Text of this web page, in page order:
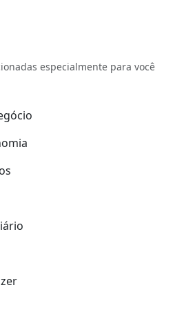
especialmente para você